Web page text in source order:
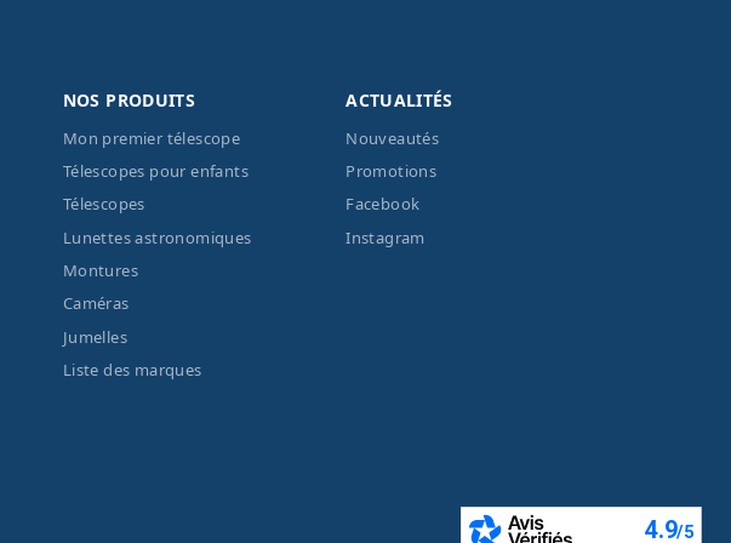
NOS PRODUITS
Mon premier télescope
Télescopes pour enfants
Télescopes
Lunettes astronomiques
Montures
Caméras
Jumelles
Liste des marques
ACTUALITÉS
Nouveautés
Promotions
Facebook
Instagram